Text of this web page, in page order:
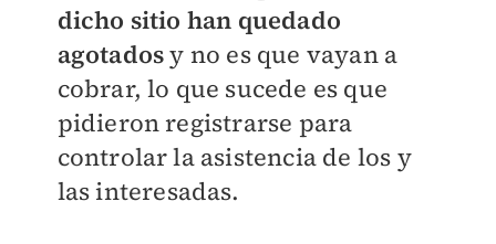
dicho sitio han quedado
agotadosy no es que vayan a
cobrar, lo que sucede es que
pidieron registrarse para
controlar la asistencia de los y
las interesadas.